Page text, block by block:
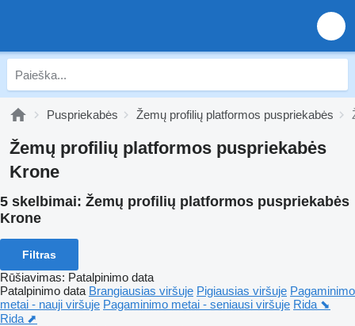
Puspriekabės Žemų profilių platformos puspriekabės
Žemų profilių platformos puspriekabės
Krone
5 skelbimai: Žemų profilių platformos puspriekabės
Krone
Filtras
Rūšiavimas: Patalpinimo data
Patalpinimo data Brangiausias viršuje Pigiausias viršuje Pagaminimo
metai - nauji viršuje Pagaminimo metai - seniausi viršuje Rida ⬊
Rida ⬈